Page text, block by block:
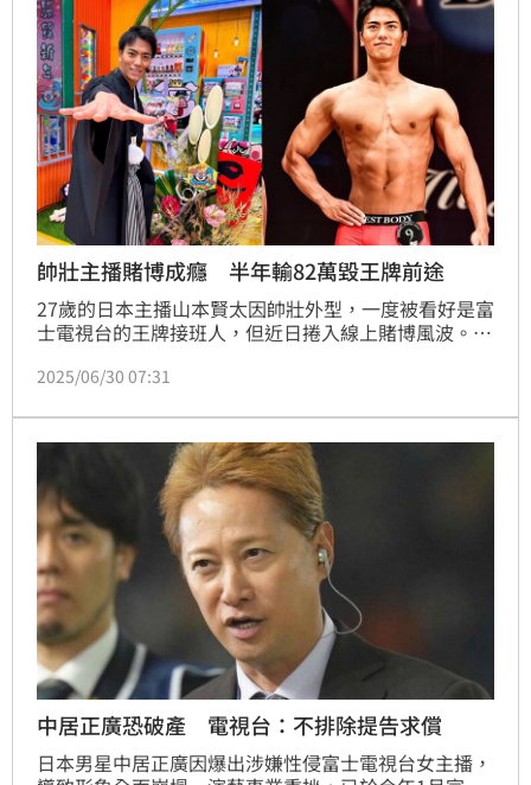
帥壯主播賭博成癮 半年輸82萬毀王牌前途
27歲的日本主播山本賢太因帥壯外型，一度被看好是富
士電視台的王牌接班人，但近日捲入線上賭博風波。據
投入約1,250萬日圓（約258萬台幣），前後輸掉約400
螢光幕人生前途。
2025/06/30 07:31
中居正廣恐破產 電視台：不排除提告求償
日本男星中居正廣因爆出涉嫌性侵富士電視台女主播，